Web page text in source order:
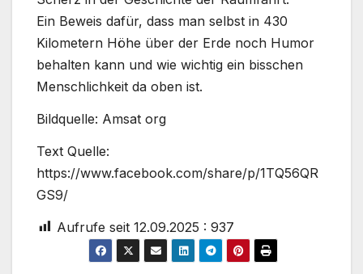
Ein Beweis dafür, dass man selbst in 430
Kilometern Höhe über der Erde noch Humor
behalten kann und wie wichtig ein bisschen
Menschlichkeit da oben ist.
Bildquelle: Amsat org
Text Quelle:
https://www.facebook.com/share/p/1TQ56QR
GS9/
Aufrufe seit 12.09.2025 : 937